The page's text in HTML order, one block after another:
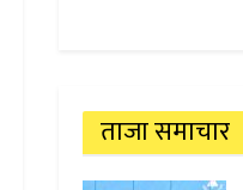
ताजा समाचार